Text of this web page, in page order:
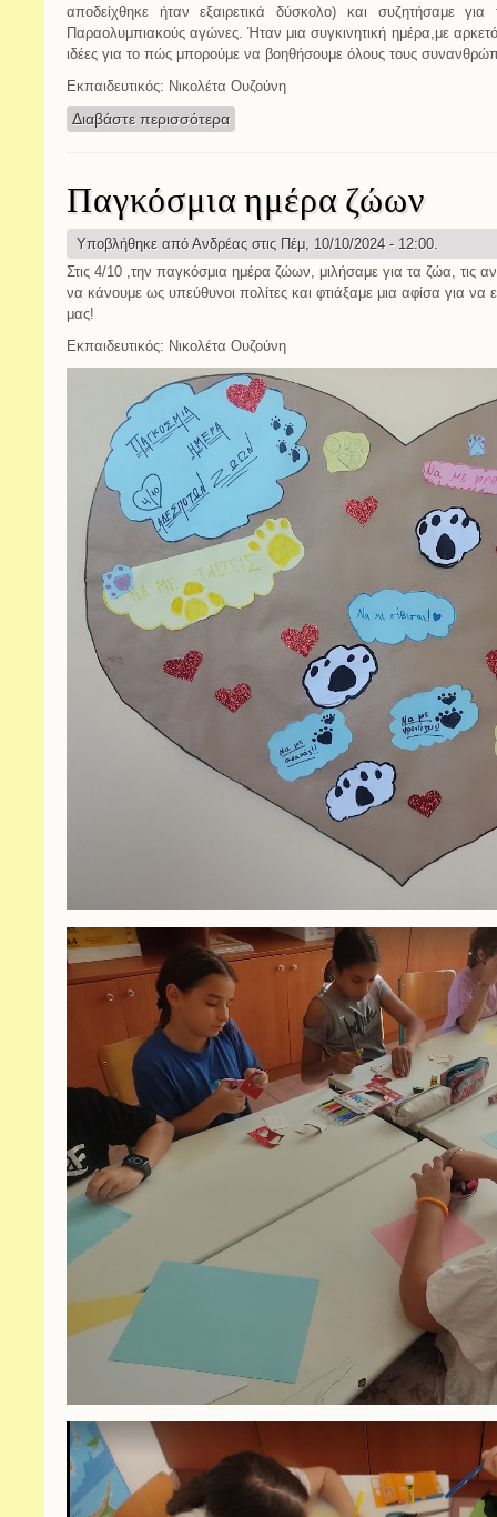
αποδείχθηκε ήταν εξαιρετικά δύσκολο) και συζητήσαμε
Παραολυμπιακούς αγώνες. Ήταν μια συγκινητική ημέρα,με
ιδέες για το πώς μπορούμε να βοηθήσουμε όλους τους
Εκπαιδευτικός: Νικολέτα Ουζούνη
Διαβάστε περισσότερα
Παγκόσμια ημέρα ζώων
Υποβλήθηκε από Ανδρέας στις Πέμ, 10/10/2024 - 12:00.
Στις 4/10 ,την παγκόσμια ημέρα ζώων, μιλήσαμε για τα ζώα, τις
να κάνουμε ως υπεύθυνοι πολίτες και φτιάξαμε μια αφίσα για να
μας!
Εκπαιδευτικός: Νικολέτα Ουζούνη